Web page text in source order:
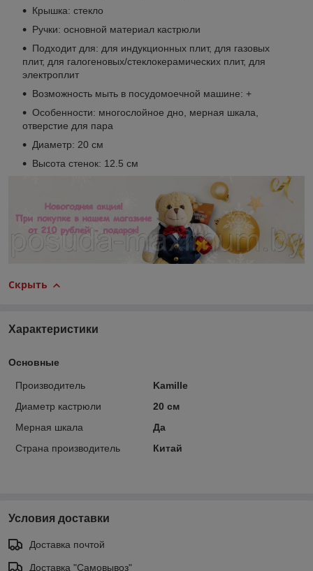
Крышка: стекло
Ручки: основной материал кастрюли
Подходит для: для индукционных плит, для газовых
плит, для галогеновых/стеклокерамических плит, для
электроплит
Возможность мыть в посудомоечной машине: +
Особенности: многослойное дно, мерная шкала,
отверстие для пара
Диаметр: 20 см
Высота стенок: 12.5 см
Скрыть
Характеристики
Основные
Производитель
Kamille
Диаметр кастрюли
20 см
Мерная шкала
Да
Страна производитель
Китай
Условия доставки
Доставка почтой
Доставка "Самовывоз"